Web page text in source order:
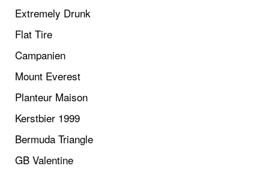
Extremely Drunk
Flat Tire
Campanien
Mount Everest
Planteur Maison
Kerstbier 1999
Bermuda Triangle
GB Valentine